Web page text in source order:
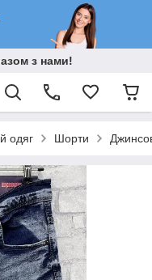
з нами!
одяг Шорти